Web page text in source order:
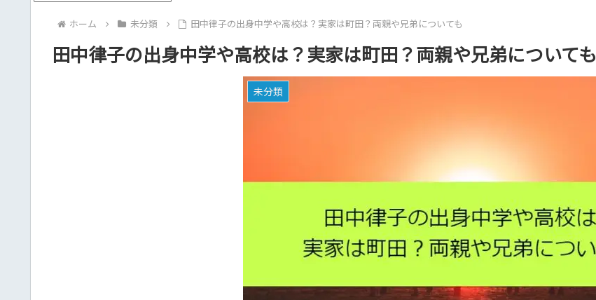
ホーム 未分類 田中律子の出身中学や高校は？実家は町田？両親や兄弟についても
田中律子の出身中学や高校は？実家は町田？両親や兄弟についても
未分類